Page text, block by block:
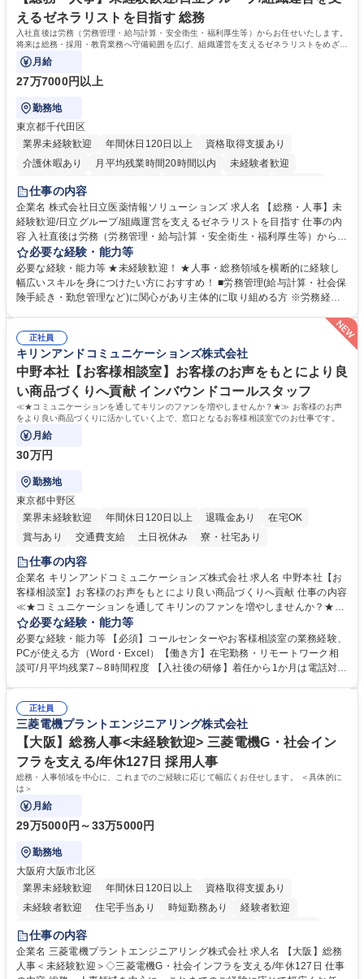
えるゼネラリストを目指す 総務
入社直後は労務（労務管理・給与計算・安全衛生・福利厚生等）からお任せいたします。
将来は総務・採用・教育業務へ守備範囲を広げ、組織運営を支えるゼネラリストをめざせ
ます。
月給
27万7000円以上
勤務地
東京都千代田区
業界未経験歓迎
年間休日120日以上
資格取得支援あり
介護休暇あり
月平均残業時間20時間以内
未経験者歓迎
住宅手当あり
育休あり
完全週休2日制 交通費支給 土日祝休み 寮・社宅あり
仕事の内容
企業名 株式会社日立医薬情報ソリューションズ 求人名 【総務・人事】未
経験歓迎/日立グループ/組織運営を支えるゼネラリストを目指す 仕事の内
容 入社直後は労務（労務管理・給与計算・安全衛生・福利厚生等）からお
任せいたします。将来は総務・採用・教育業務へ守備範囲を広げ、組織運
営を支えるゼネラリストをめざせます。 ・初期業務：労働時間管理、給与
計算、社会保険対応、福利厚生管理、安全衛生、健康経営推進等をお任せ
します。ご経験に応じて、休職者管理など、幅広く経験を積んでいただき
★メンバーがマンツーマンで丁寧に教えるため、ご経験が浅くても安心！
幅広く経験を積みたい意欲がある方に最適な環境です。 募集職種 【総
務・人事】未経験歓迎/日立グループ/組織運営を支えるゼネラリストを目
指す
必要な経験・能力等
必要な経験・能力等 ★未経験歓迎！ ★人事・総務領域を横断的に経験し
幅広いスキルを身につけたい方におすすめ！ ■労務管理(給与計算・社会保
険手続き・勤怠管理など)に関心があり主体的に取り組める方 ※労務経験
マネジメント職として活躍したい 【尚可】■人事、労務、採用、教育業務
のご経験 ■労務管理（給与計算・社会保険手続き・勤怠管理など）の経験
■衛生管理者の資格をお持ちの方 学歴・資格 学歴：大学院 大学 高専 短大
専修学校 高校 語学力： 資格：
正社員
キリンアンドコミュニケーションズ株式会社
中野本社【お客様相談室】お客様のお声をもとにより良
い商品づくりへ貢献 インバウンドコールスタッフ
≪★コミュニケーションを通してキリンのファンを増やしませんか？★≫ お客様のお声
をより良い商品づくりに活かしていく上で、窓口となるお客様相談室でのお仕事です。
月給
30万円
勤務地
東京都中野区
業界未経験歓迎
年間休日120日以上 退職金あり
在宅OK
賞与あり
交通費支給 土日祝休み 寮・社宅あり
仕事の内容
企業名 キリンアンドコミュニケーションズ株式会社 求人名 中野本社【お
客様相談室】お客様のお声をもとにより良い商品づくりへ貢献 仕事の内容
≪★コミュニケーションを通してキリンのファンを増やしませんか？★≫
お客様のお声をより良い商品づくりに活かしていく上で、窓口となるお客
様相談室でのお仕事です。 日々お客様からいただくキリングループへのご
意見を、企業活動に活かしています。お客様からの声に迅速かつ誠意をも
って対応、情報提供するとともにグループ内活動に反映しています。 【具
平均100件前後■メール・手紙：同上40件前後 募集職種 中野本社【お客様
相談室】お客様のお声をもとにより良い商品づくりへ貢献
必要な経験・能力等
必要な経験・能力等 【必須】コールセンターやお客様相談室の業務経験、
PCが使える方（Word・Excel）【働き方】在宅勤務・リモートワーク相
談可/月平均残業7～8時間程度 【入社後の研修】着任から1か月は電話対応
すのでご安心ください。 【当社について】キリングループの広報機能を担
う会社として、お客様との出会いを大切にし、磨き上げたホスピタリティ
を込めてコミュニケーションをとりながら広報関連業務を行っておりま
す。 学歴・資格 学歴：大学院 大学 高専 短大 専修学校 高校 語学力： 資
格：
正社員
三菱電機プラントエンジニアリング株式会社
【大阪】総務人事<未経験歓迎> 三菱電機G・社会イン
フラを支える/年休127日 採用人事
総務・人事領域を中心に、これまでのご経験に応じて幅広くお任せします。 ＜具体的に
は＞
月給
29万5000円～33万5000円
勤務地
大阪府大阪市北区
業界未経験歓迎
年間休日120日以上
資格取得支援あり
未経験者歓迎
住宅手当あり 時短勤務あり
経験者歓迎
退職金あり
駅近5分以内
土日祝休み 服装自由 寮・社宅あり 食事補助あり
仕事の内容
企業名 三菱電機プラントエンジニアリング株式会社 求人名 【大阪】総務
人事＜未経験歓迎＞◇三菱電機G・社会インフラを支える/年休127日 仕事